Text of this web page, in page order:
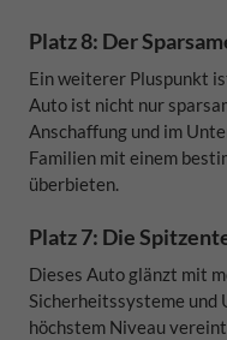
Platz 8: Der
Ein weiterer Pluspunkt
Auto ist nicht nur
Anschaffung und im
Familien mit einem
überbieten.
Platz 7: Die
Dieses Auto glänzt mit
Sicherheitssysteme
höchstem Niveau